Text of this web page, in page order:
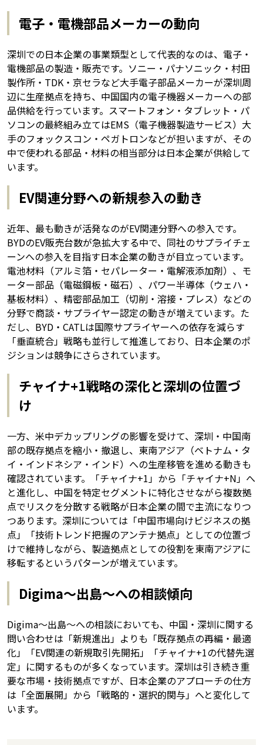
電子・電機部品メーカーの動向
深圳での日本企業の事業類型として代表的なのは、電子・
電機部品の製造・販売です。ソニー・パナソニック・村田
製作所・TDK・京セラなど大手電子部品メーカーが深圳周
辺に生産拠点を持ち、中国国内の電子機器メーカーへの部
品供給を行っています。スマートフォン・タブレット・パ
ソコンの最終組み立てはEMS（電子機器製造サービス）大
手のフォックスコン・ペガトロンなどが担いますが、その
中で使われる部品・材料の相当部分は日本企業が供給して
います。
EV関連分野への新規参入の動き
近年、最も動きが活発なのがEV関連分野への参入です。
BYDのEV販売台数が急拡大する中で、同社のサプライチェ
ーンへの参入を目指す日本企業の動きが目立っています。
電池材料（アルミ箔・セパレーター・電解液添加剤）、モ
ーター部品（電磁鋼板・磁石）、パワー半導体（ウェハ・
基板材料）、精密部品加工（切削・溶接・プレス）などの
分野で商談・サプライヤー認定の動きが増えています。た
だし、BYD・CATLは国際サプライヤーへの依存を減らす
「垂直統合」戦略も並行して推進しており、日本企業のポ
ジションは競争にさらされています。
チャイナ+1戦略の深化と深圳の位置づ
け
一方、米中デカップリングの影響を受けて、深圳・中国南
部の既存拠点を縮小・撤退し、東南アジア（ベトナム・タ
イ・インドネシア・インド）への生産移管を進める動きも
確認されています。「チャイナ+1」から「チャイナ+N」へ
と進化し、中国を特定セグメントに特化させながら複数拠
点でリスクを分散する戦略が日本企業の間で主流になりつ
つあります。深圳については「中国市場向けビジネスの拠
点」「技術トレンド把握のアンテナ拠点」としての位置づ
けで維持しながら、製造拠点としての役割を東南アジアに
移転するというパターンが増えています。
Digima〜出島〜への相談傾向
Digima〜出島〜への相談においても、中国・深圳に関する
問い合わせは「新規進出」よりも「既存拠点の再編・最適
化」「EV関連の新規取引先開拓」「チャイナ+1の代替先選
定」に関するものが多くなっています。深圳は引き続き重
要な市場・技術拠点ですが、日本企業のアプローチの仕方
は「全面展開」から「戦略的・選択的関与」へと変化して
います。